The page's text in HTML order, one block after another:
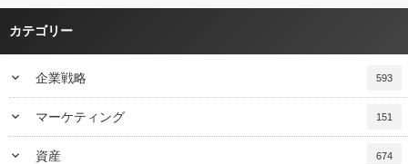
カテゴリー
keyboard_arrow_down 企業戦略 593
keyboard_arrow_down マーケティング 151
keyboard_arrow_down 資産 674